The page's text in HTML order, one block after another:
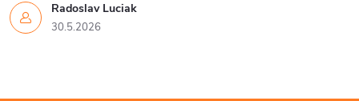
Radoslav Luciak
30.5.2026